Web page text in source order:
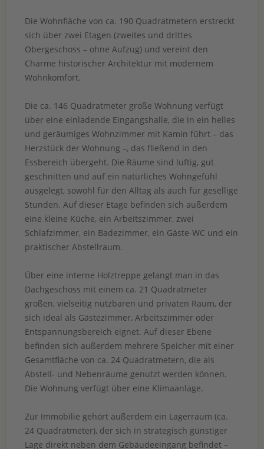
Die Wohnfläche von ca. 190 Quadratmetern erstreckt
sich über zwei Etagen (zweites und drittes
Obergeschoss – ohne Aufzug) und vereint den
Charme historischer Architektur mit modernem
Wohnkomfort.
Die ca. 146 Quadratmeter große Wohnung verfügt
über eine einladende Eingangshalle, die in ein helles
und geräumiges Wohnzimmer mit Kamin führt – das
Herzstück der Wohnung –, das fließend in den
Essbereich übergeht. Die Räume sind luftig, gut
geschnitten und auf ein natürliches Wohngefühl
ausgelegt, sowohl für den Alltag als auch für gesellige
Stunden. Auf dieser Etage befinden sich außerdem
eine kleine Küche, ein Arbeitszimmer, zwei
Schlafzimmer, ein Badezimmer, ein Gäste-WC und ein
praktischer Abstellraum.
Über eine interne Holztreppe gelangt man in das
Dachgeschoss mit einem ca. 21 Quadratmeter
großen, vielseitig nutzbaren und privaten Raum, der
sich ideal als Gästezimmer, Arbeitszimmer oder
Entspannungsbereich eignet. Auf dieser Ebene
befinden sich außerdem mehrere Speicher mit einer
Gesamtfläche von ca. 24 Quadratmetern, die als
Abstell- und Nebenräume genutzt werden können.
Die Wohnung verfügt über eine Klimaanlage.
Zur Immobilie gehört außerdem ein Lagerraum (ca.
24 Quadratmeter), der sich in strategisch günstiger
Lage direkt neben dem Gebäudeeingang befindet –